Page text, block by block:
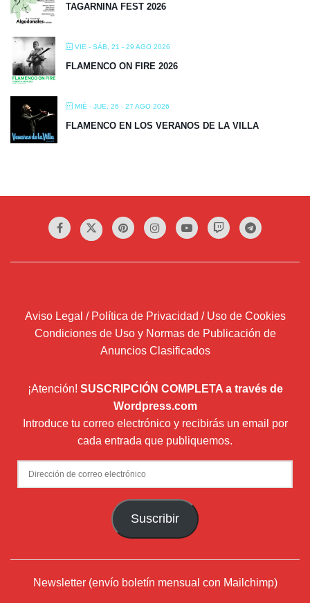
TAGARNINA FEST 2026
VIE - SÁB, 21 - 29 AGO 2026
FLAMENCO ON FIRE 2026
MIÉ - JUE, 26 - 27 AGO 2026
FLAMENCO EN LOS VERANOS DE LA VILLA
Aviso Legal / Política de Privacidad / Uso de Cookies
Condiciones de Uso y Normas de Publicación de
Anuncios Clasificados
¡Atención! SUSCRIPCIÓN COMPLETA a través de
Wordpress.com
Introduce tu correo electrónico y recibirás un email por
cada entrada que publiquemos.
Dirección
de
Suscribir
Newsletter (envío boletín mensual con Mailchimp)